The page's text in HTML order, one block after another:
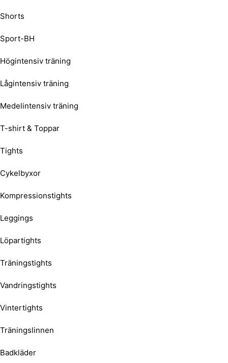
Shorts
Sport-BH
Högintensiv träning
Lågintensiv träning
Medelintensiv träning
T-shirt & Toppar
Tights
Cykelbyxor
Kompressionstights
Leggings
Löpartights
Träningstights
Vandringstights
Vintertights
Träningslinnen
Badkläder